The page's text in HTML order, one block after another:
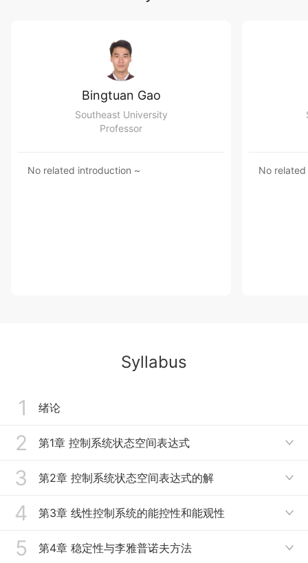
Bingtuan Gao
Southeast University
Professor
No related introduction ~ No
Syllabus
1 绪论
2 第1章 控制系统状态空间表达式 
1.1 状态变量与状态空间表达式
1.4 从状态空间表达式求传递函数阵
3 第2章 控制系统状态空间表达式的解 
2.1 线性定常齐次状态方程的解（自由解）
4 第3章 线性控制系统的能控性和能观性 
3.1 能控性的定义与基本判别方法
5 第4章 稳定性与李雅普诺夫方法 